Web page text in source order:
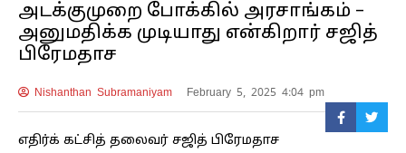
அடக்குமுறை போக்கில் அரசாங்கம் –
அனுமதிக்க முடியாது என்கிறார் சஜித்
பிரேமதாச
Nishanthan Subramaniyam February 5, 2025 4:04 pm
எதிர்க் கட்சித் தலைவர் சஜித் பிரேமதாச